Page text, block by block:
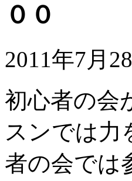
００
2011年7月
初心者の会
スンでは力
者の会では